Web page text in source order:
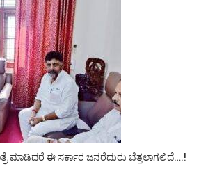
ಮಾಡಿದರೆ ಈ ಸರ್ಕಾರ ಜನರೆದುರು ಬೆತ್ತಲಾಗಲಿದೆ….!